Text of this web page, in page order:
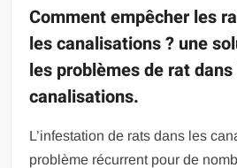
Comment empêcher les
les canalisations ? une
les problèmes de rat
canalisations.
L’infestation de rats dans les
problème récurrent pour de